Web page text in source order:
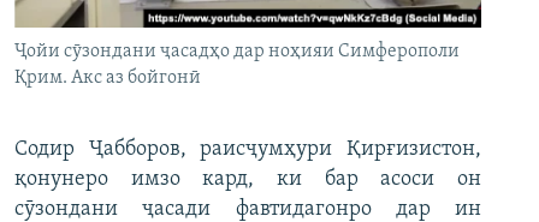
Ҷойи сӯзондани ҷасадҳо дар ноҳияи Симферополи
Қрим. Акс аз бойгонӣ
Содир Ҷабборов, раисҷумҳури Қирғизистон,
қонунеро имзо кард, ки бар асоси он
сӯзондани ҷасади фавтидагонро дар ин